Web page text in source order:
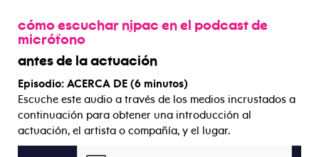
cómo escuchar njpac en el podcast de
micrófono
antes de la actuación
Episodio: ACERCA DE (6 minutos)
Escuche este audio a través de los medios incrustados a
continuación para obtener una introducción al
actuación, el artista o compañía, y el lugar.